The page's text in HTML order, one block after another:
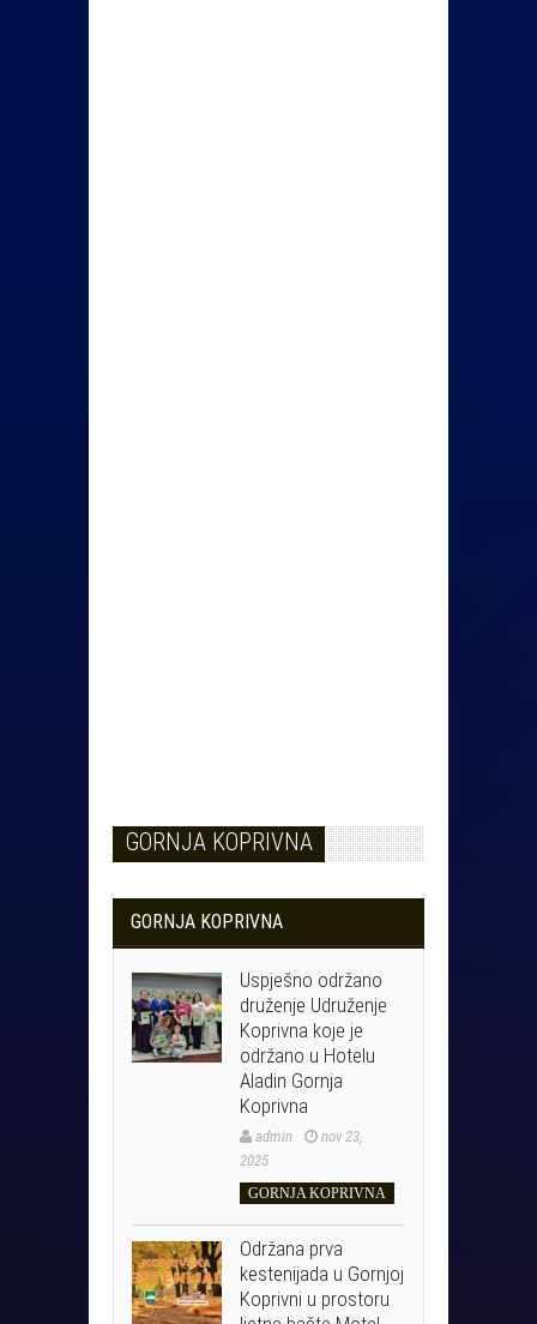
GORNJA KOPRIVNA
GORNJA KOPRIVNA
Uspješno održano
druženje Udruženje
Koprivna koje je
održano u Hotelu
Aladin Gornja
Koprivna
admin
nov 23,
2025
GORNJA KOPRIVNA
Održana prva
kestenijada u Gornjoj
Koprivni u prostoru